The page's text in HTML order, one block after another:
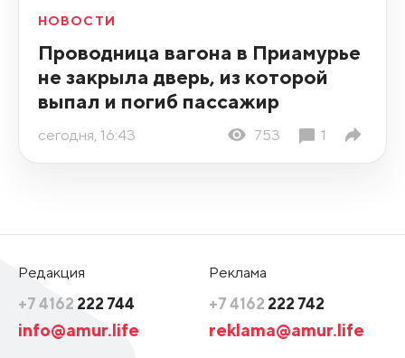
НОВОСТИ
Проводница вагона в Приамурье
не закрыла дверь, из которой
выпал и погиб пассажир
сегодня, 16:43 753 1
Редакция
+7 4162 222 744
info@amur.life
Реклама
+7 4162 222 742
reklama@amur.life